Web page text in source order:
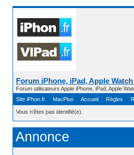
Forum iPhone, iPad, Apple
Forum utilisateurs Apple iPhone, iPad, Apple
Site iPhon.fr
MacPlus Accueil Règles
Vous n'êtes pas identifié(e).
Annonce